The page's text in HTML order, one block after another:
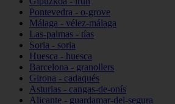
Pontevedra - o-grove
Málaga - vélez-málaga
Las-palmas - tías
Soria - soria
Huesca - huesca
Barcelona - granollers
Girona - cadaqués
Asturias - cangas-de-onís
Alicante - guardamar-del-segura